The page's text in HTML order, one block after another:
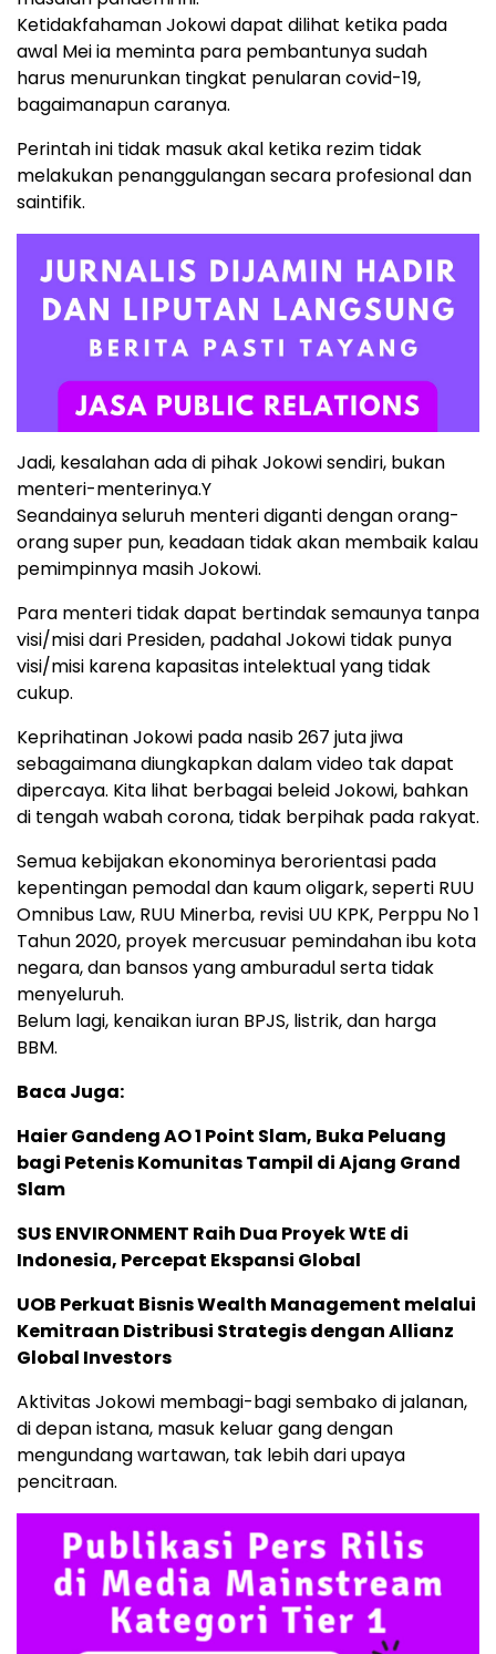
Ketidakfahaman Jokowi dapat dilihat ketika pada
awal Mei ia meminta para pembantunya sudah
harus menurunkan tingkat penularan covid-19,
bagaimanapun caranya.
Perintah ini tidak masuk akal ketika rezim tidak
melakukan penanggulangan secara profesional dan
saintifik.
Jadi, kesalahan ada di pihak Jokowi sendiri, bukan
menteri-menterinya.Y
Seandainya seluruh menteri diganti dengan orang-
orang super pun, keadaan tidak akan membaik kalau
pemimpinnya masih Jokowi.
Para menteri tidak dapat bertindak semaunya tanpa
visi/misi dari Presiden, padahal Jokowi tidak punya
visi/misi karena kapasitas intelektual yang tidak
cukup.
Keprihatinan Jokowi pada nasib 267 juta jiwa
sebagaimana diungkapkan dalam video tak dapat
dipercaya. Kita lihat berbagai beleid Jokowi, bahkan
di tengah wabah corona, tidak berpihak pada rakyat.
Semua kebijakan ekonominya berorientasi pada
kepentingan pemodal dan kaum oligark, seperti RUU
Omnibus Law, RUU Minerba, revisi UU KPK, Perppu No 1
Tahun 2020, proyek mercusuar pemindahan ibu kota
negara, dan bansos yang amburadul serta tidak
menyeluruh.
Belum lagi, kenaikan iuran BPJS, listrik, dan harga
BBM.
Baca Juga:
Haier Gandeng AO 1 Point Slam, Buka Peluang
bagi Petenis Komunitas Tampil di Ajang Grand
Slam
SUS ENVIRONMENT Raih Dua Proyek WtE di
Indonesia, Percepat Ekspansi Global
UOB Perkuat Bisnis Wealth Management melalui
Kemitraan Distribusi Strategis dengan Allianz
Global Investors
Aktivitas Jokowi membagi-bagi sembako di jalanan,
di depan istana, masuk keluar gang dengan
mengundang wartawan, tak lebih dari upaya
pencitraan.